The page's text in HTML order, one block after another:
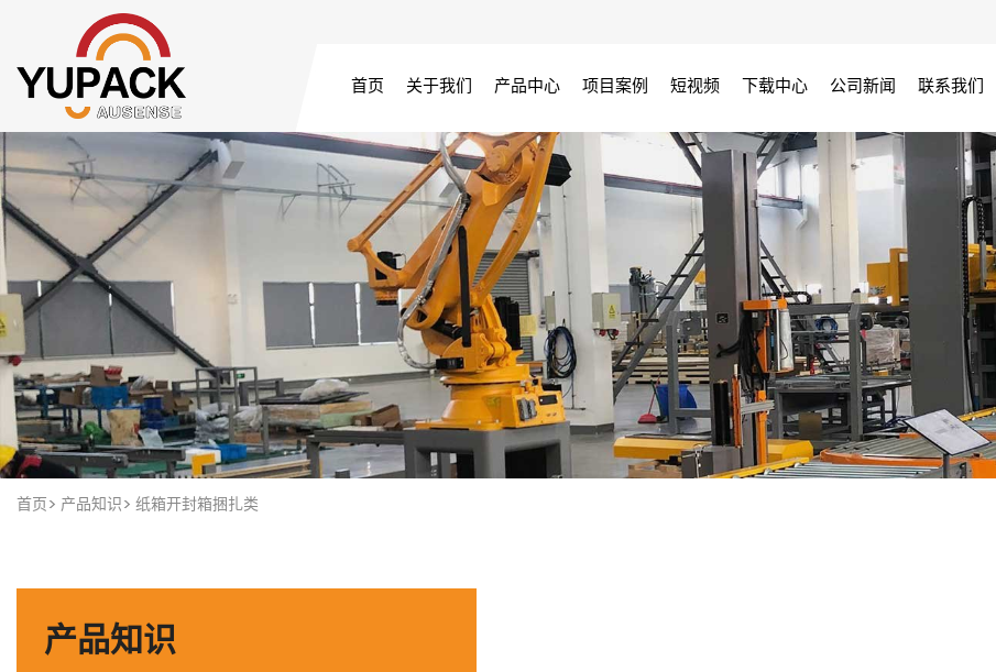
首页 关于我们 产品中心 项目案例 短视频 下载中心 公司新闻 联系我们
首页 产品知识 纸箱开封箱捆扎类
产品知识